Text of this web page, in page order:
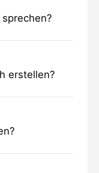
erstellen?